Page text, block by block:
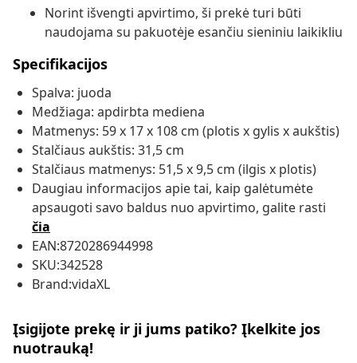
Norint išvengti apvirtimo, ši prekė turi būti
naudojama su pakuotėje esančiu sieniniu laikikliu
Specifikacijos
Spalva: juoda
Medžiaga: apdirbta mediena
Matmenys: 59 x 17 x 108 cm (plotis x gylis x aukštis)
Stalčiaus aukštis: 31,5 cm
Stalčiaus matmenys: 51,5 x 9,5 cm (ilgis x plotis)
Daugiau informacijos apie tai, kaip galėtumėte
apsaugoti savo baldus nuo apvirtimo, galite rasti
čia
EAN:8720286944998
SKU:342528
Brand:vidaXL
Įsigijote prekę ir ji jums patiko? Įkelkite jos
nuotrauką!